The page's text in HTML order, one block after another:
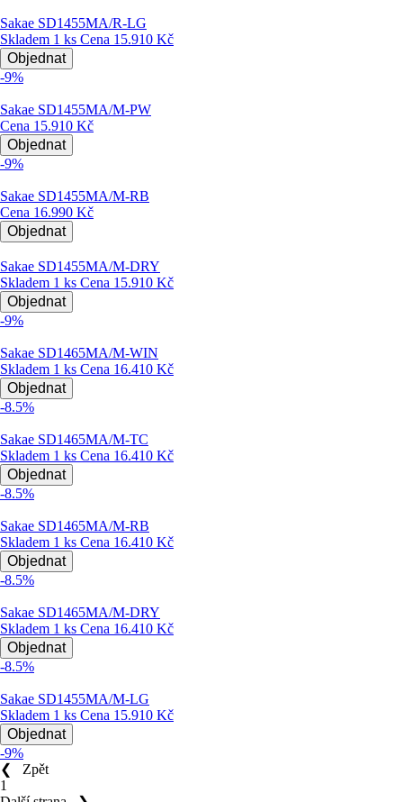
Sakae SD1455MA/R-LG
Skladem 1 ks Cena 15.910 Kč
Objednat
-9%
Sakae SD1455MA/M-PW
Cena 15.910 Kč
Objednat
-9%
Sakae SD1455MA/M-RB
Cena 16.990 Kč
Objednat
Sakae SD1455MA/M-DRY
Skladem 1 ks Cena 15.910 Kč
Objednat
-9%
Sakae SD1465MA/M-WIN
Skladem 1 ks Cena 16.410 Kč
Objednat
-8.5%
Sakae SD1465MA/M-TC
Skladem 1 ks Cena 16.410 Kč
Objednat
-8.5%
Sakae SD1465MA/M-RB
Skladem 1 ks Cena 16.410 Kč
Objednat
-8.5%
Sakae SD1465MA/M-DRY
Skladem 1 ks Cena 16.410 Kč
Objednat
-8.5%
Sakae SD1455MA/M-LG
Skladem 1 ks Cena 15.910 Kč
Objednat
-9%
❮ Zpět
1